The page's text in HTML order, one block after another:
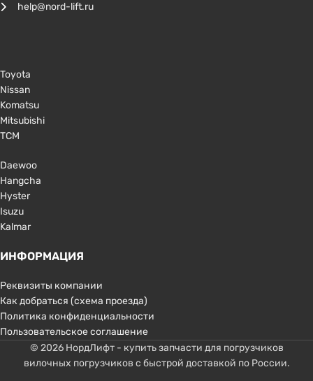
help@nord-lift.ru
Toyota
Nissan
Komatsu
Mitsubishi
TCM
Daewoo
Hangcha
Hyster
Isuzu
Kalmar
ИНФОРМАЦИЯ
Реквизиты компании
Как добраться (схема проезда)
Политика конфиденциальности
Пользовательское соглашение
© 2026 НордЛифт - купить запчасти для погрузчиков
вилочных погрузчиков с быстрой доставкой по России.